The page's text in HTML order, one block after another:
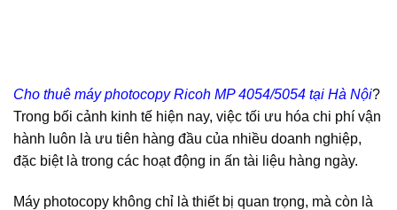
Cho thuê máy photocopy Ricoh MP 4054/5054 tại Hà Nội?
Trong bối cảnh kinh tế hiện nay, việc tối ưu hóa chi phí vận
hành luôn là ưu tiên hàng đầu của nhiều doanh nghiệp,
đặc biệt là trong các hoạt động in ấn tài liệu hàng ngày.
Máy photocopy không chỉ là thiết bị quan trọng, mà còn là